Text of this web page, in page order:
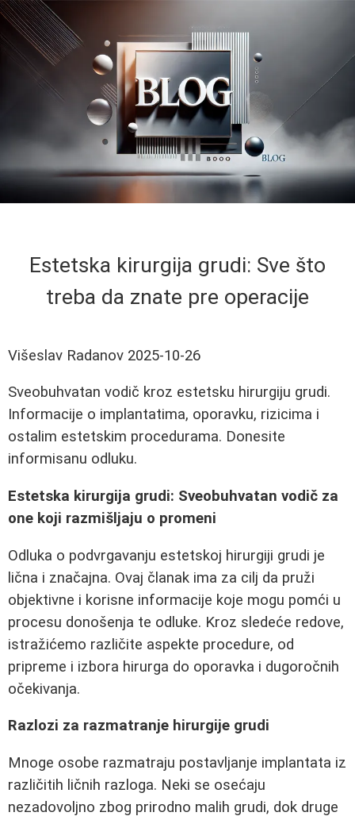
Estetska kirurgija grudi: Sve što
treba da znate pre operacije
Višeslav Radanov 2025-10-26
Sveobuhvatan vodič kroz estetsku hirurgiju grudi.
Informacije o implantatima, oporavku, rizicima i
ostalim estetskim procedurama. Donesite
informisanu odluku.
Estetska kirurgija grudi: Sveobuhvatan vodič za
one koji razmišljaju o promeni
Odluka o podvrgavanju estetskoj hirurgiji grudi je
lična i značajna. Ovaj članak ima za cilj da pruži
objektivne i korisne informacije koje mogu pomći u
procesu donošenja te odluke. Kroz sledeće redove,
istražićemo različite aspekte procedure, od
pripreme i izbora hirurga do oporavka i dugoročnih
očekivanja.
Razlozi za razmatranje hirurgije grudi
Mnoge osobe razmatraju postavljanje implantata iz
različitih ličnih razloga. Neki se osećaju
nezadovoljno zbog prirodno malih grudi, dok druge